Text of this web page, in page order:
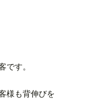
です。
様も背伸びを